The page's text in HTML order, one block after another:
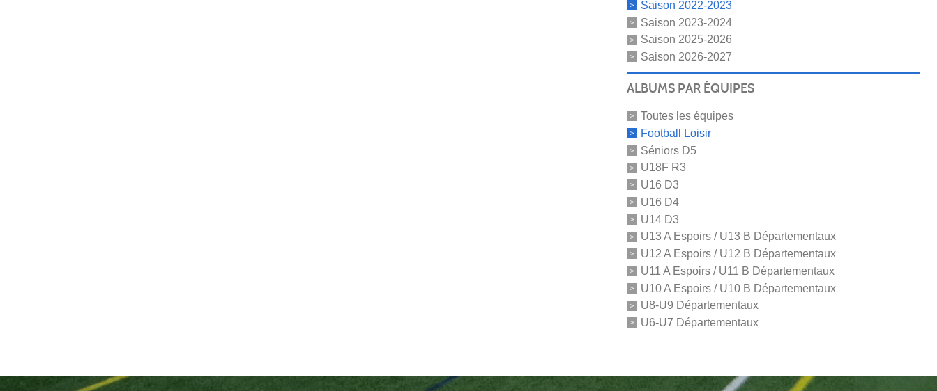
Saison 2022-2023
Saison 2023-2024
Saison 2025-2026
Saison 2026-2027
ALBUMS PAR ÉQUIPES
Toutes les équipes
Football Loisir
Séniors D5
U18F R3
U16 D3
U16 D4
U14 D3
U13 A Espoirs / U13 B Départementaux
U12 A Espoirs / U12 B Départementaux
U11 A Espoirs / U11 B Départementaux
U10 A Espoirs / U10 B Départementaux
U8-U9 Départementaux
U6-U7 Départementaux